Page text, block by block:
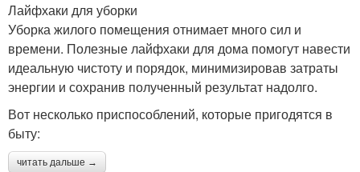
Лайфхаки для уборки
Уборка жилого помещения отнимает много сил и
времени. Полезные лайфхаки для дома помогут навести
идеальную чистоту и порядок, минимизировав затраты
энергии и сохранив полученный результат надолго.
Вот несколько приспособлений, которые пригодятся в
быту:
читать дальше →